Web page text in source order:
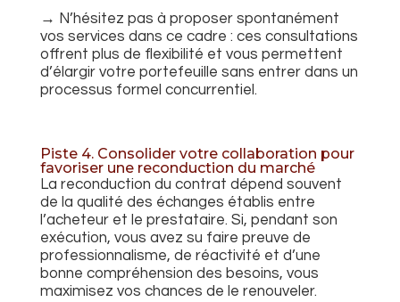
→ N’hésitez pas à proposer spontanément
vos services dans ce cadre : ces consultations
offrent plus de flexibilité et vous permettent
d’élargir votre portefeuille sans entrer dans un
processus formel concurrentiel.
Piste 4. Consolider votre collaboration pour
favoriser une reconduction du marché
La reconduction du contrat dépend souvent
de la qualité des échanges établis entre
l’acheteur et le prestataire. Si, pendant son
exécution, vous avez su faire preuve de
professionnalisme, de réactivité et d’une
bonne compréhension des besoins, vous
maximisez vos chances de le renouveler.